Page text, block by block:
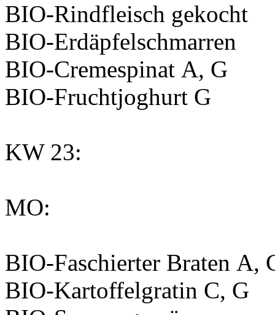
BIO-Rindfleisch gekocht
BIO-Erdäpfelschmarren
BIO-Cremespinat A, G
BIO-Fruchtjoghurt G
KW 23:
MO:
BIO-Faschierter Braten A,
BIO-Kartoffelgratin C, G